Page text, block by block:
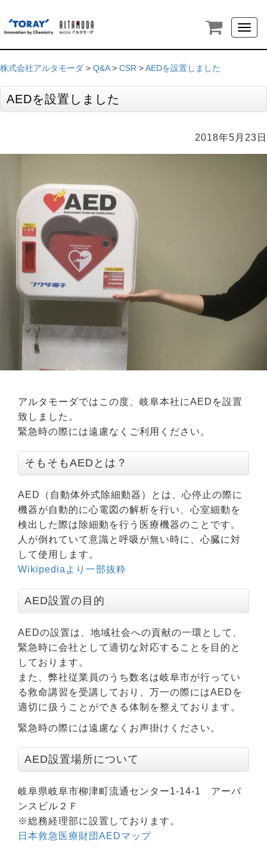
株式会社アルタモーダ > Q&A> CSR >AEDを設置しました
AEDを設置しました
2018年5月23日
アルタモーダではこの度、岐阜本社にAEDを設置
致しました。
緊急時の際には遠慮なくご利用ください。
そもそもAEDとは？
AED（自動体外式除細動器）とは、心停止の際に
機器が自動的に心電図の解析を行い、心室細動を
検出した際は除細動を行う医療機器のことです。
人が倒れていて意識と呼吸が無い時に、心臓に対
して使用します。
Wikipediaより一部抜粋
AED設置の目的
AEDの設置は、地域社会への貢献の一環として、
緊急時に会社として適切な対応することを目的と
しております。
また、弊社従業員のうち数名は岐阜市が行ってい
る救命講習を受講しており、万一の際にはAEDを
適切に扱うことができる体制を整えております。
緊急時の際には遠慮なくお声掛けください。
AED設置場所について
岐阜県岐阜市柳津町流通センター1-14-1 アーバ
ンスビル２Ｆ
※総務経理部に設置しております。
日本救急医療財団AEDマップ